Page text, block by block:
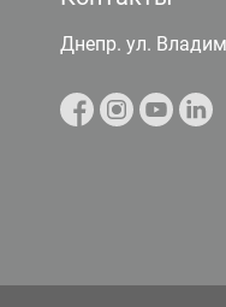
Днепр. ул.